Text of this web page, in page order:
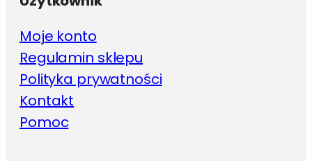
Moje konto
Regulamin sklepu
Polityka prywatności
Kontakt
Pomoc